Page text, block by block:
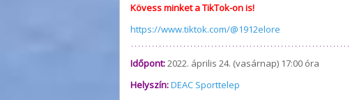
Kövess minket a TikTok-on is!
https://www.tiktok.com/@1912elore
Időpont:2022. április 24. (vasárnap) 17:00 óra
Helyszín:DEAC Sporttelep